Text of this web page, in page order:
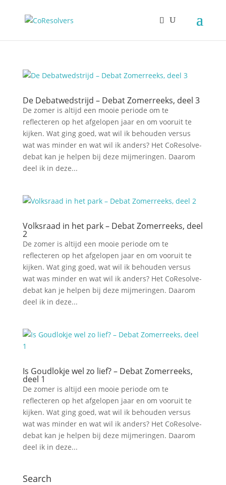
De Debatwedstrijd – Debat Zomerreeks, deel 3
De zomer is altijd een mooie periode om te
reflecteren op het afgelopen jaar en om vooruit te
kijken. Wat ging goed, wat wil ik behouden versus
wat was minder en wat wil ik anders? Het CoResolve-
debat kan je helpen bij deze mijmeringen. Daarom
deel ik in deze...
Volksraad in het park – Debat Zomerreeks, deel
2
De zomer is altijd een mooie periode om te
reflecteren op het afgelopen jaar en om vooruit te
kijken. Wat ging goed, wat wil ik behouden versus
wat was minder en wat wil ik anders? Het CoResolve-
debat kan je helpen bij deze mijmeringen. Daarom
deel ik in deze...
Is Goudlokje wel zo lief? – Debat Zomerreeks,
deel 1
De zomer is altijd een mooie periode om te
reflecteren op het afgelopen jaar en om vooruit te
kijken. Wat ging goed, wat wil ik behouden versus
wat was minder en wat wil ik anders? Het CoResolve-
debat kan je helpen bij deze mijmeringen. Daarom
deel ik in deze...
Search